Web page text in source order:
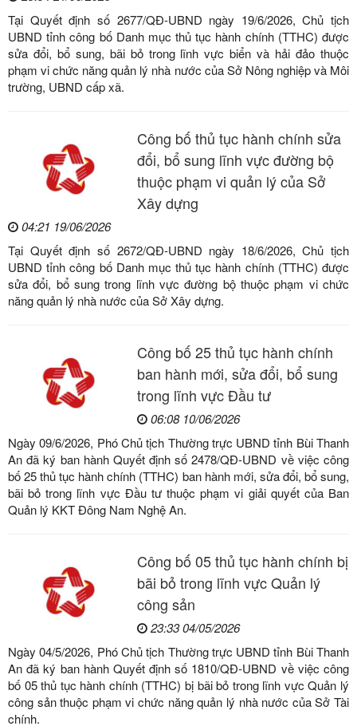
Tại Quyết định số 2677/QĐ-UBND ngày 19/6/2026, Chủ tịch
UBND tỉnh công bố Danh mục thủ tục hành chính (TTHC) được
sửa đổi, bổ sung, bãi bỏ trong lĩnh vực biển và hải đảo thuộc
phạm vi chức năng quản lý nhà nước của Sở Nông nghiệp và Môi
trường, UBND cấp xã.
Công bố thủ tục hành chính sửa
đổi, bổ sung lĩnh vực đường bộ
thuộc phạm vi quản lý của Sở
Xây dựng
04:21 19/06/2026
Tại Quyết định số 2672/QĐ-UBND ngày 18/6/2026, Chủ tịch
UBND tỉnh công bố Danh mục thủ tục hành chính (TTHC) được
sửa đổi, bổ sung trong lĩnh vực đường bộ thuộc phạm vi chức
năng quản lý nhà nước của Sở Xây dựng.
Công bố 25 thủ tục hành chính
ban hành mới, sửa đổi, bổ sung
trong lĩnh vực Đầu tư
06:08 10/06/2026
Ngày 09/6/2026, Phó Chủ tịch Thường trực UBND tỉnh Bùi Thanh
An đã ký ban hành Quyết định số 2478/QĐ-UBND về việc công
bố 25 thủ tục hành chính (TTHC) ban hành mới, sửa đổi, bổ sung,
bãi bỏ trong lĩnh vực Đầu tư thuộc phạm vi giải quyết của Ban
Quản lý KKT Đông Nam Nghệ An.
Công bố 05 thủ tục hành chính bị
bãi bỏ trong lĩnh vực Quản lý
công sản
23:33 04/05/2026
Ngày 04/5/2026, Phó Chủ tịch Thường trực UBND tỉnh Bùi Thanh
An đã ký ban hành Quyết định số 1810/QĐ-UBND về việc công
bố 05 thủ tục hành chính (TTHC) bị bãi bỏ trong lĩnh vực Quản lý
công sản thuộc phạm vi chức năng quản lý nhà nước của Sở Tài
chính.